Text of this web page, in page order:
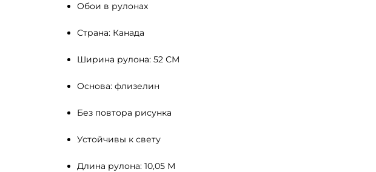
Обои в рулонах
Страна: Канада
Ширина рулона: 52 СМ
Основа: флизелин
Без повтора рисунка
Устойчивы к свету
Длина рулона: 10,05 М